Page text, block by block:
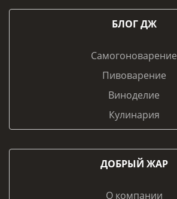
БЛОГ ДЖ
Самогоноварение
Пивоварение
Виноделие
Кулинария
ДОБРЫЙ ЖАР
О компании